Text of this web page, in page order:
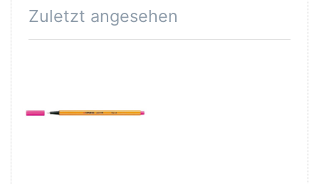
Zuletzt angesehen